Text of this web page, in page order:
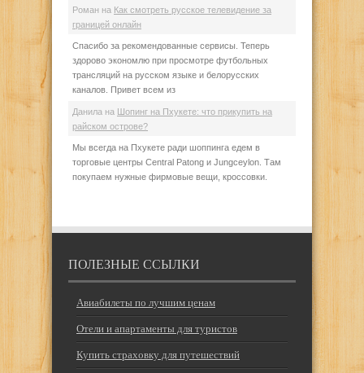
Роман на Как смотреть русское телевидение за
границей онлайн
Спасибо за рекомендованные сервисы. Теперь
здорово экономлю при просмотре футбольных
трансляций на русском языке и белорусских
каналов. Привет всем из
Данила на Шопинг на Пхукете: что прикупить на
райском острове?
Мы всегда на Пхукете ради шоппинга едем в
торговые центры Central Patong и Jungceylon. Там
покупаем нужные фирмовые вещи, кроссовки.
ПОЛЕЗНЫЕ ССЫЛКИ
Авиабилеты по лучшим ценам
Отели и апартаменты для туристов
Купить страховку для путешествий